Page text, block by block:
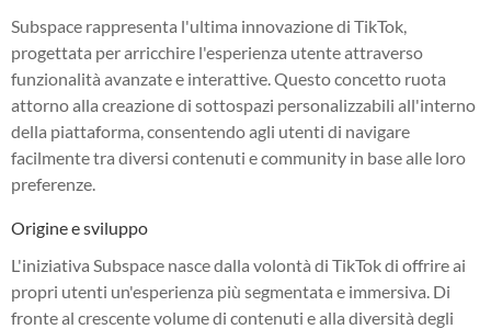
Subspace rappresenta l'ultima innovazione di TikTok,
progettata per arricchire l'esperienza utente attraverso
funzionalità avanzate e interattive. Questo concetto ruota
attorno alla creazione di sottospazi personalizzabili all'interno
della piattaforma, consentendo agli utenti di navigare
facilmente tra diversi contenuti e community in base alle loro
preferenze.
Origine e sviluppo
L'iniziativa Subspace nasce dalla volontà di TikTok di offrire ai
propri utenti un'esperienza più segmentata e immersiva. Di
fronte al crescente volume di contenuti e alla diversità degli